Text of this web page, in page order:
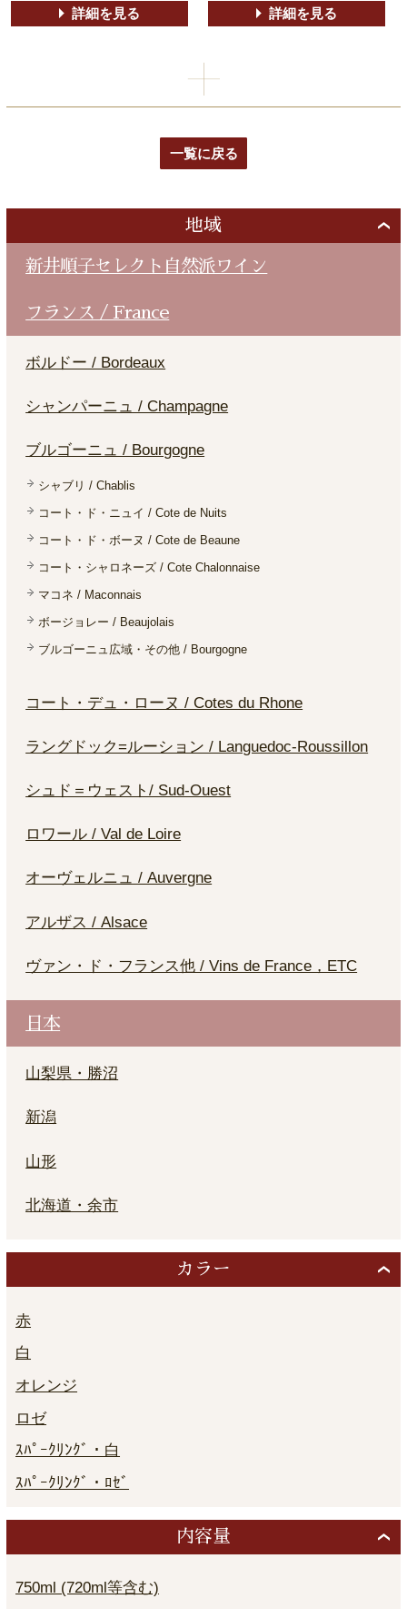
詳細を見る 詳細を見る
一覧に戻る
地域
新井順子セレクト自然派ワイン
フランス / France
ボルドー / Bordeaux
シャンパーニュ / Champagne
ブルゴーニュ / Bourgogne
シャブリ / Chablis
コート・ド・ニュイ / Cote de Nuits
コート・ド・ボーヌ / Cote de Beaune
コート・シャロネーズ / Cote Chalonnaise
マコネ / Maconnais
ボージョレー / Beaujolais
ブルゴーニュ広域・その他 / Bourgogne
コート・デュ・ローヌ / Cotes du Rhone
ラングドック=ルーション / Languedoc-Roussillon
シュド＝ウェスト/ Sud-Ouest
ロワール / Val de Loire
オーヴェルニュ / Auvergne
アルザス / Alsace
ヴァン・ド・フランス他 / Vins de France，ETC
日本
山梨県・勝沼
新潟
山形
北海道・余市
カラー
赤
白
オレンジ
ロゼ
ｽﾊﾟｰｸﾘﾝｸﾞ・白
ｽﾊﾟｰｸﾘﾝｸﾞ・ﾛｾﾞ
内容量
750ml (720ml等含む)